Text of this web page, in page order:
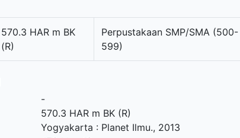
570.3 HAR m BK
(R)
Perpustakaan SMP/SMA (500-
599)
-
570.3 HAR m BK (R)
Yogyakarta : Planet Ilmu., 2013